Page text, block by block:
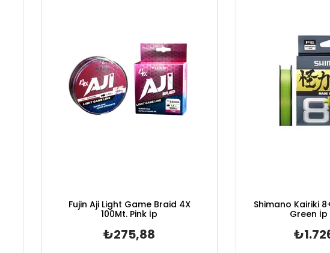
Fujin Aji Light Game Braid 4X
100Mt. Pink İp
₺275,88
Shimano Kairiki
Green İp